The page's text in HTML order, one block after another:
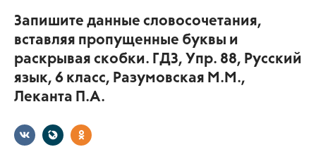
Запишите данные словосочетания,
вставляя пропущенные буквы и
раскрывая скобки. ГДЗ, Упр. 88, Русский
язык, 6 класс, Разумовская М.М.,
Леканта П.А.